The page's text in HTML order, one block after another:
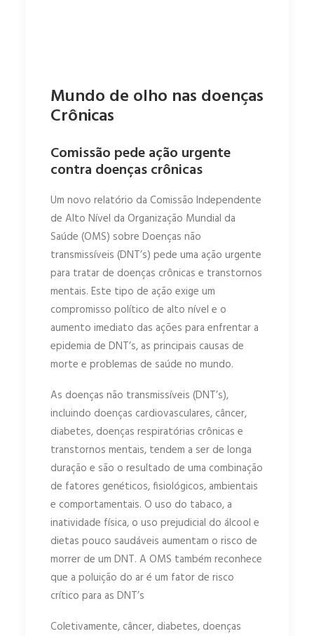
Mundo de olho nas doenças
Crônicas
Comissão pede ação urgente
contra doenças crônicas
Um novo relatório da Comissão Independente
de Alto Nível da Organização Mundial da
Saúde (OMS) sobre Doenças não
transmissíveis (DNT’s) pede uma ação urgente
para tratar de doenças crônicas e transtornos
mentais. Este tipo de ação exige um
compromisso político de alto nível e o
aumento imediato das ações para enfrentar a
epidemia de DNT’s, as principais causas de
morte e problemas de saúde no mundo.
As doenças não transmissíveis (DNT’s),
incluindo doenças cardiovasculares, câncer,
diabetes, doenças respiratórias crônicas e
transtornos mentais, tendem a ser de longa
duração e são o resultado de uma combinação
de fatores genéticos, fisiológicos, ambientais
e comportamentais. O uso do tabaco, a
inatividade física, o uso prejudicial do álcool e
dietas pouco saudáveis ​​aumentam o risco de
morrer de um DNT. A OMS também reconhece
que a poluição do ar é um fator de risco
crítico para as DNT’s
Coletivamente, câncer, diabetes, doenças